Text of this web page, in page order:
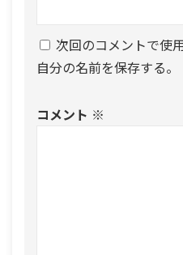
次回のコメントで使
自分の名前を保存する。
コメント ※